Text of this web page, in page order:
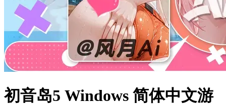
初音岛5 Windows 简体中文游